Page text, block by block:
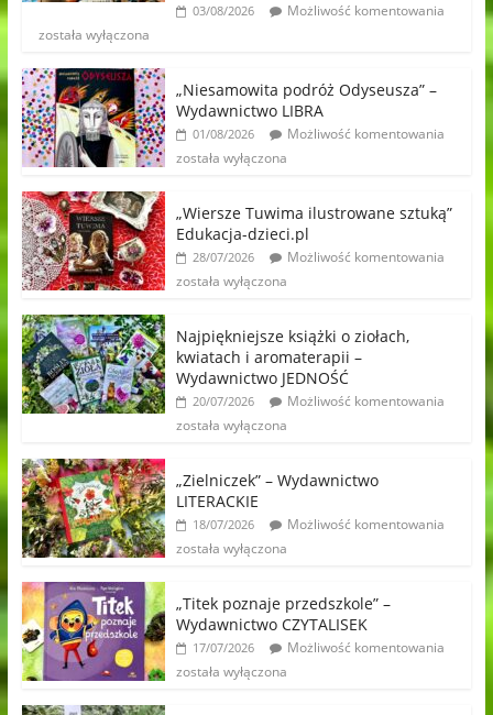
03/08/2026
Możliwość komentowania
została wyłączona
„Niesamowita podróż Odyseusza” –
Wydawnictwo LIBRA
01/08/2026
Możliwość komentowania
została wyłączona
„Wiersze Tuwima ilustrowane sztuką”
Edukacja-dzieci.pl
28/07/2026
Możliwość komentowania
została wyłączona
Najpiękniejsze książki o ziołach,
kwiatach i aromaterapii –
Wydawnictwo JEDNOŚĆ
20/07/2026
Możliwość komentowania
została wyłączona
„Zielniczek” – Wydawnictwo
LITERACKIE
18/07/2026
Możliwość komentowania
została wyłączona
„Titek poznaje przedszkole” –
Wydawnictwo CZYTALISEK
17/07/2026
Możliwość komentowania
została wyłączona